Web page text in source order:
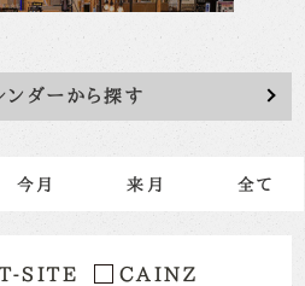
ンダーから探す
今月 来月 全て
SITE CAINZ